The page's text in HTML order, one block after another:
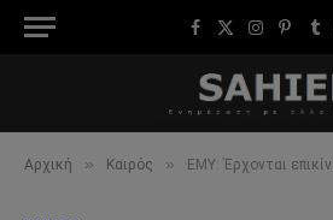
Facebook
X
Instagram
Αρχική » Καιρός » ΕΜΥ: Έρχονται